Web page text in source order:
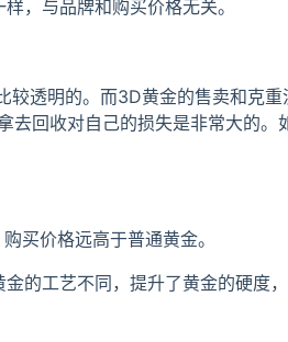
，与品牌和购买价格无关。
透明的。而3D黄金的售卖和克
去回收对自己的损失是非常大的。
买价格远高于普通黄金。
的工艺不同，提升了黄金的硬度